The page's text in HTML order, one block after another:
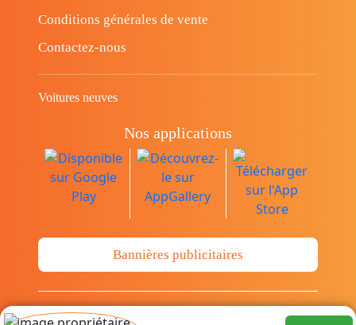
Conditions générales de vente
Contactez-nous
Voitures neuves
Nos applications
Bannières publicitaires
© Copyright 2014-2026 Cava.tn Limited Tous